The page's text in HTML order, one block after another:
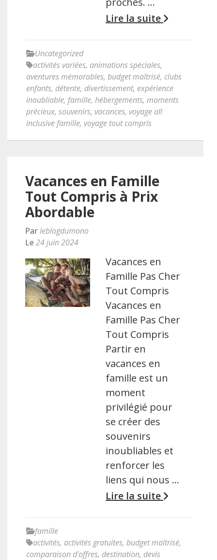
Lire la suite
Uncategorized
activités variées, animations spéciales,
aventures mémorables, budget maîtrisé, clubs
enfants, détente, divertissement, expérience
inoubliable, famille, hébergements, moments
précieux, souvenirs, vacances, voyage all
inclusive famille, voyage tout compris
Vacances en Famille
Tout Compris à Prix
Abordable
Parleblogdumono
Le 24 juin 2024
Vacances en
Famille Pas Cher
Tout Compris
Vacances en
Famille Pas Cher
Tout Compris
Partir en
vacances en
famille est un
moment
privilégié pour
se créer des
souvenirs
inoubliables et
renforcer les
liens qui nous …
Lire la suite
famille
activités, activités gratuites, budget maîtrisé,
comparaison d'offres, destination, devis